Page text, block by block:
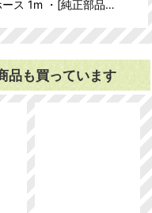
ス 1m ・[純正部品…
品も買っています